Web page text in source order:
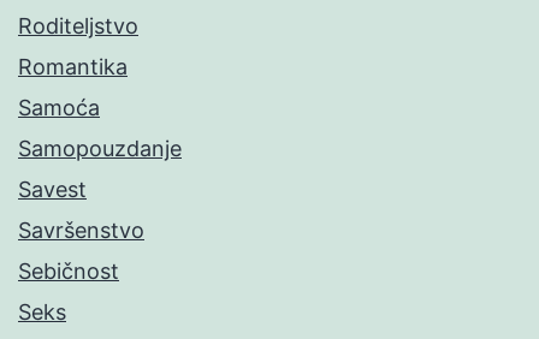
Roditeljstvo
Romantika
Samoća
Samopouzdanje
Savest
Savršenstvo
Sebičnost
Seks